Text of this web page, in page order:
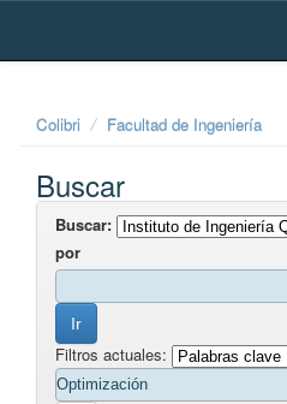
Skip
Colibri Facultad de Ingeniería
Buscar
Buscar:
por
Filtros actuales: